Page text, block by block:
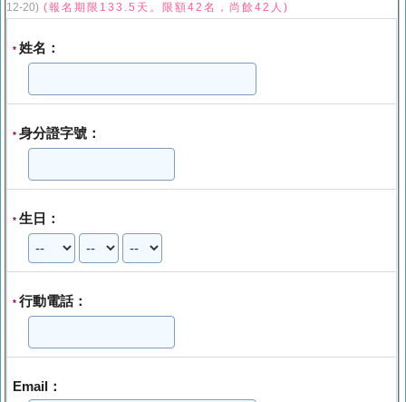
12-20) (報名期限133.5天。限額42名，尚餘42人)
* 姓名：
* 身分證字號：
* 生日：
* 行動電話：
Email：